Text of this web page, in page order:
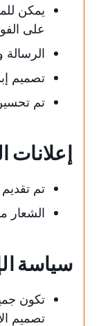
يمكن
على
تصميم
تم
إعلانات
تم
الشعار
سياسة
تكون
تصميم